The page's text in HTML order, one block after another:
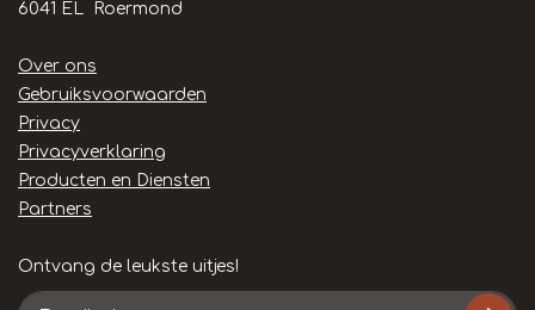
6041 EL Roermond
Handige
links
Over ons
Gebruiksvoorwaarden
Privacy
Privacyverklaring
Producten en Diensten
Partners
Ontvang de leukste uitjes!
E-